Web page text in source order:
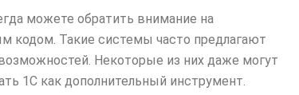
можете обратить внимание на
кодом. Такие системы часто предлагают
Некоторые из них даже могут
1С как дополнительный инструмент.